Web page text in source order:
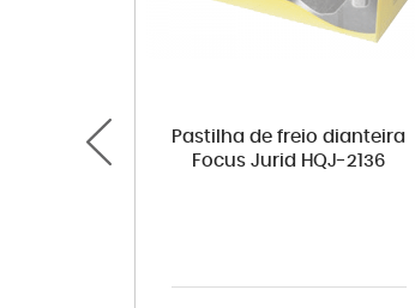
Pastilha de freio dianteira
Focus Jurid HQJ-2136